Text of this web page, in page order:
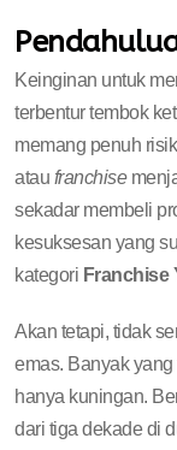
Keinginan untuk
terbentur tembok
memang penuh
atau franchise
sekadar membeli
kesuksesan yang
kategori Franchise
Akan tetapi, tidak
emas. Banyak
hanya kuningan.
dari tiga dekade di